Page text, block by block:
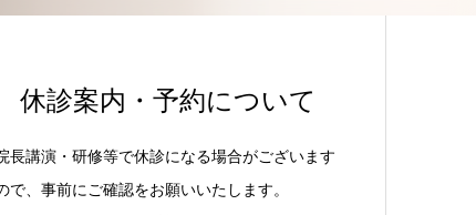
休診案内・予約について
長講演・研修等で休診になる場合がございます
で、事前にご確認をお願いいたします。